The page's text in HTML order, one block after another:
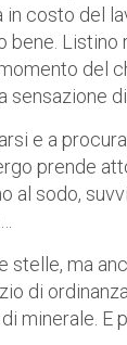
costo del
del
sensazione
e a
prende
al sodo,
stelle, ma
di
minerale. E